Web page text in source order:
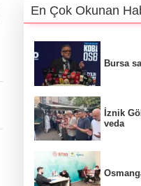
En Çok Okunan
Bursa
İznik
veda